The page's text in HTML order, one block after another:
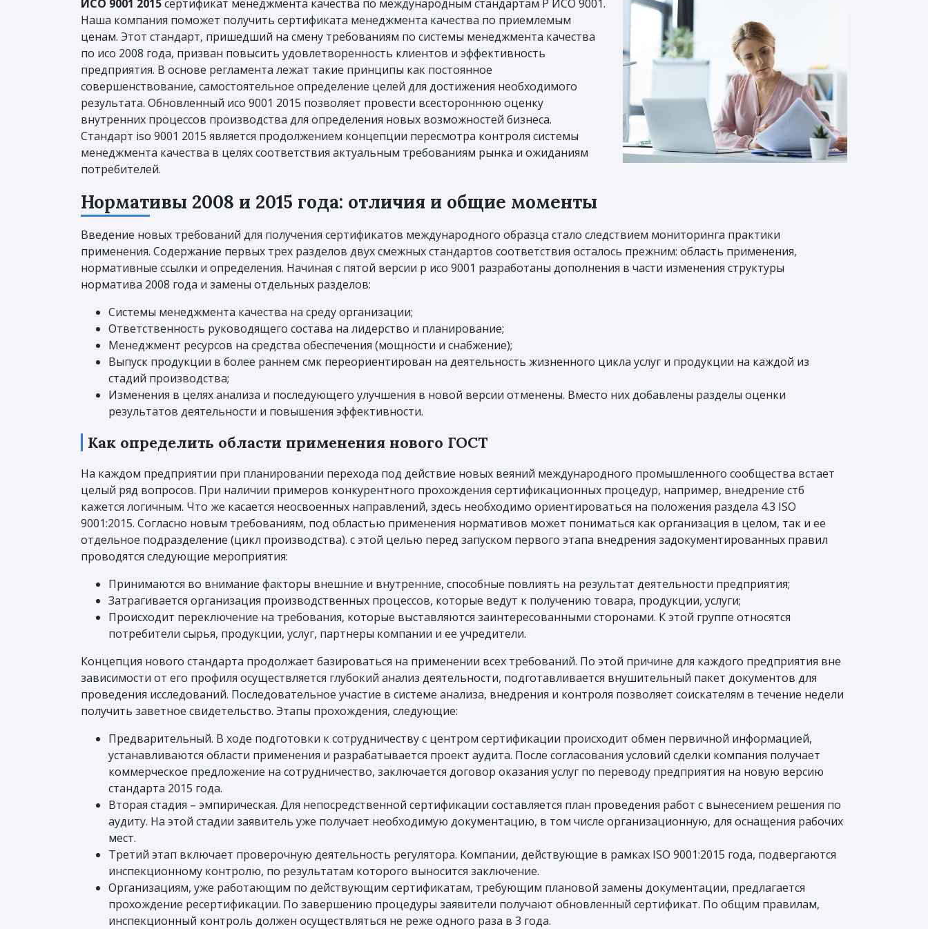
ИСО 9001 2015сертификат менеджмента качества по международным стандартам Р ИСО 9001.
Наша компания поможет получить сертификата менеджмента качества по приемлемым
ценам. Этот стандарт, пришедший на смену требованиям по системы менеджмента качества
по исо 2008 года, призван повысить удовлетворенность клиентов и эффективность
предприятия. В основе регламента лежат такие принципы как постоянное
совершенствование, самостоятельное определение целей для достижения необходимого
результата. Обновленный исо 9001 2015 позволяет провести всестороннюю оценку
внутренних процессов производства для определения новых возможностей бизнеса.
Стандарт iso 9001 2015 является продолжением концепции пересмотра контроля системы
менеджмента качества в целях соответствия актуальным требованиям рынка и ожиданиям
потребителей.
Нормативы 2008 и 2015 года: отличия и общие моменты
Введение новых требований для получения сертификатов международного образца стало следствием мониторинга практики
применения. Содержание первых трех разделов двух смежных стандартов соответствия осталось прежним: область применения,
нормативные ссылки и определения. Начиная с пятой версии р исо 9001 разработаны дополнения в части изменения структуры
норматива 2008 года и замены отдельных разделов:
Системы менеджмента качества на среду организации;
Ответственность руководящего состава на лидерство и планирование;
Менеджмент ресурсов на средства обеспечения (мощности и снабжение);
Выпуск продукции в более раннем смк переориентирован на деятельность жизненного цикла услуг и продукции на каждой из
стадий производства;
Изменения в целях анализа и последующего улучшения в новой версии отменены. Вместо них добавлены разделы оценки
результатов деятельности и повышения эффективности.
Как определить области применения нового ГОСТ
На каждом предприятии при планировании перехода под действие новых веяний международного промышленного сообщества встает
целый ряд вопросов. При наличии примеров конкурентного прохождения сертификационных процедур, например, внедрение стб
кажется логичным. Что же касается неосвоенных направлений, здесь необходимо ориентироваться на положения раздела 4.3 ISO
9001:2015. Согласно новым требованиям, под областью применения нормативов может пониматься как организация в целом, так и ее
отдельное подразделение (цикл производства). с этой целью перед запуском первого этапа внедрения задокументированных правил
проводятся следующие мероприятия:
Принимаются во внимание факторы внешние и внутренние, способные повлиять на результат деятельности предприятия;
Затрагивается организация производственных процессов, которые ведут к получению товара, продукции, услуги;
Происходит переключение на требования, которые выставляются заинтересованными сторонами. К этой группе относятся
потребители сырья, продукции, услуг, партнеры компании и ее учредители.
Концепция нового стандарта продолжает базироваться на применении всех требований. По этой причине для каждого предприятия вне
зависимости от его профиля осуществляется глубокий анализ деятельности, подготавливается внушительный пакет документов для
проведения исследований. Последовательное участие в системе анализа, внедрения и контроля позволяет соискателям в течение недели
получить заветное свидетельство. Этапы прохождения, следующие:
Предварительный. В ходе подготовки к сотрудничеству с центром сертификации происходит обмен первичной информацией,
устанавливаются области применения и разрабатывается проект аудита. После согласования условий сделки компания получает
коммерческое предложение на сотрудничество, заключается договор оказания услуг по переводу предприятия на новую версию
стандарта 2015 года.
Вторая стадия – эмпирическая. Для непосредственной сертификации составляется план проведения работ с вынесением решения по
аудиту. На этой стадии заявитель уже получает необходимую документацию, в том числе организационную, для оснащения рабочих
мест.
Третий этап включает проверочную деятельность регулятора. Компании, действующие в рамках ISO 9001:2015 года, подвергаются
инспекционному контролю, по результатам которого выносится заключение.
Организациям, уже работающим по действующим сертификатам, требующим плановой замены документации, предлагается
прохождение ресертификации. По завершению процедуры заявители получают обновленный сертификат. По общим правилам,
инспекционный контроль должен осуществляться не реже одного раза в 3 года.